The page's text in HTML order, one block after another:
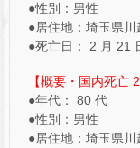
●性別：男性
●居住地：埼玉県川
●死亡日： 2 月 21
【概要・国内死亡
●年代： 80 代
●性別：男性
●居住地：埼玉県川